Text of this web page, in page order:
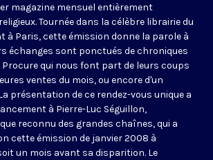
magazine mensuel entièrement
Tournée dans la célèbre librairie du
à Paris, cette émission donne la parole à
échanges sont ponctués de chroniques
Procure qui nous font part de leurs coups
ventes du mois, ou encore d'un
présentation de ce rendez-vous unique a
à Pierre-Luc Séguillon,
reconnu des grandes chaînes, qui a
cette émission de janvier 2008 à
un mois avant sa disparition. Le